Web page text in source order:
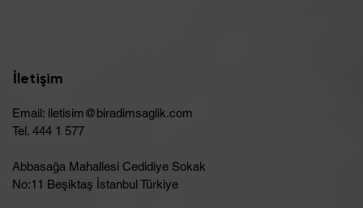
İletişim
Email: iletisim@biradimsaglik.com
Tel. 444 1 577
Abbasağa Mahallesi Cedidiye Sokak
No:11 Beşiktaş İstanbul Türkiye